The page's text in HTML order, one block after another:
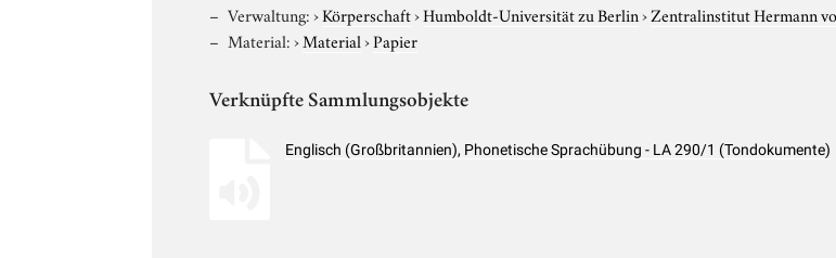
Verwaltung:›Körperschaft›Humboldt-Universität zu Berlin›Zentralinstitut Hermann
Material:›Material›Papier
Verknüpfte Sammlungsobjekte
Englisch (Großbritannien), Phonetische Sprachübung - LA 290/1 (Tondokumente)